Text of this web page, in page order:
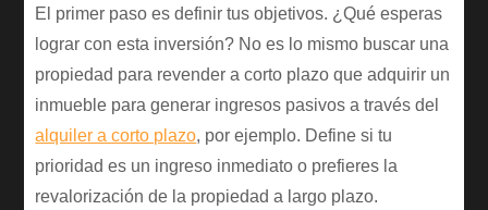
El primer paso es definir tus objetivos. ¿Qué esperas
lograr con esta inversión? No es lo mismo buscar una
propiedad para revender a corto plazo que adquirir un
inmueble para generar ingresos pasivos a través del
alquiler a corto plazo, por ejemplo. Define si tu
prioridad es un ingreso inmediato o prefieres la
revalorización de la propiedad a largo plazo.